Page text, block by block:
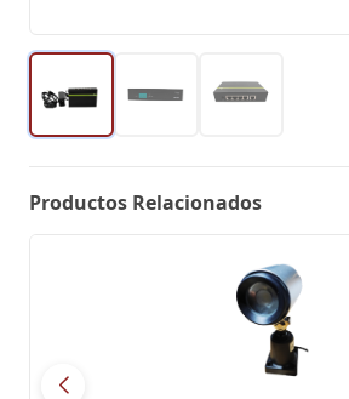
Productos Relacionados